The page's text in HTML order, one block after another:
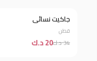
خصم 41%
جاكيت نسائي
قطن
34 د.ك 20 د.ك